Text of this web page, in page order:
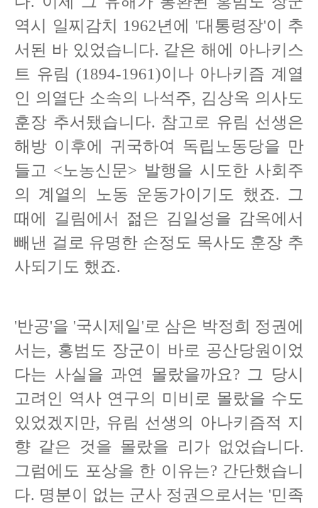
역시 일찌감치 1962년에 '대통령장'이 추
서된 바 있었습니다. 같은 해에 아나키스
트 유림 (1894-1961)이나 아나키즘 계열
인 의열단 소속의 나석주, 김상옥 의사도
훈장 추서됐습니다. 참고로 유림 선생은
해방 이후에 귀국하여 독립노동당을 만
들고 <노농신문> 발행을 시도한 사회주
의 계열의 노동 운동가이기도 했죠. 그
때에 길림에서 젊은 김일성을 감옥에서
빼낸 걸로 유명한 손정도 목사도 훈장 추
사되기도 했죠.
'반공'을 '국시제일'로 삼은 박정희 정권에
서는, 홍범도 장군이 바로 공산당원이었
다는 사실을 과연 몰랐을까요? 그 당시
고려인 역사 연구의 미비로 몰랐을 수도
있었겠지만, 유림 선생의 아나키즘적 지
향 같은 것을 몰랐을 리가 없었습니다.
그럼에도 포상을 한 이유는? 간단했습니
다. 명분이 없는 군사 정권으로서는 '민족